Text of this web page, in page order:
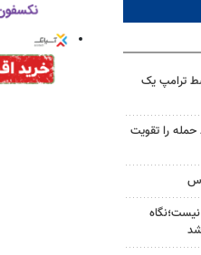
ترامپ یک
خط حمله را تقویت